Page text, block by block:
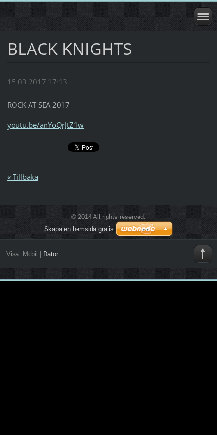
BLACK KNIGHTS
15.03.2017 17:13
ROCK AT SEA 2017
youtu.be/anYoQrJtZ1w
« Tillbaka
© 2014 All rights reserved.
Skapa en hemsida gratis
Visa: Mobil Dator